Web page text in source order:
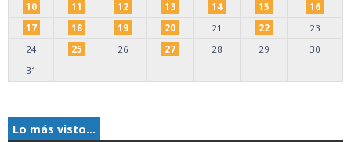
10
11 12 13 14 15
16
17
18 19 20 21 22
23
24
25 26 27 28 29
30
31
Lo más visto...